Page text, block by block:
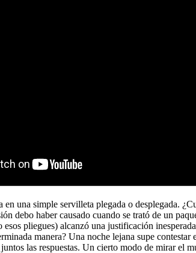
en una simple servilleta plegada o desplegada.
debo haber causado cuando se trató de un
esos pliegues) alcanzó una justificación
manera? Una noche lejana supe
las respuestas. Un cierto modo de mirar el